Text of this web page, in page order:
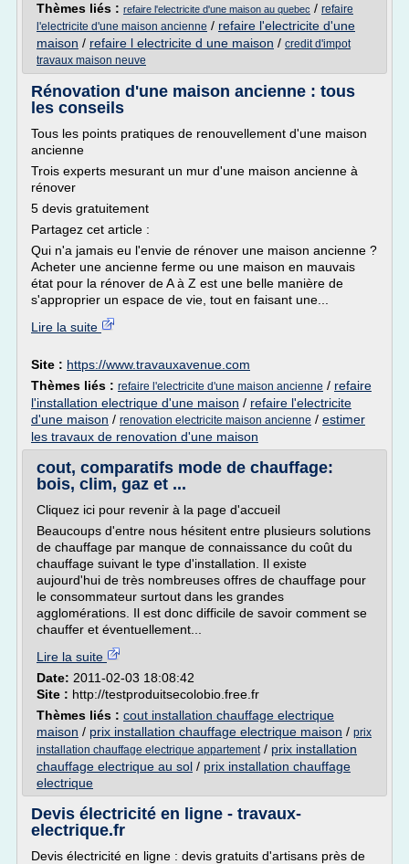
Thèmes liés : refaire l'electricite d'une maison au quebec / refaire
l'electricite d'une maison ancienne / refaire l'electricite d'une
maison / refaire l electricite d une maison / credit d'impot
travaux maison neuve
Rénovation d'une maison ancienne : tous
les conseils
Tous les points pratiques de renouvellement d'une maison
ancienne
Trois experts mesurant un mur d'une maison ancienne à
rénover
5 devis gratuitement
Partagez cet article :
Qui n'a jamais eu l'envie de rénover une maison ancienne ?
Acheter une ancienne ferme ou une maison en mauvais
état pour la rénover de A à Z est une belle manière de
s'approprier un espace de vie, tout en faisant une...
Lire la suite
Site : https://www.travauxavenue.com
Thèmes liés : refaire l'electricite d'une maison ancienne / refaire
l'installation electrique d'une maison / refaire l'electricite
d'une maison / renovation electricite maison ancienne / estimer
les travaux de renovation d'une maison
cout, comparatifs mode de chauffage:
bois, clim, gaz et ...
Cliquez ici pour revenir à la page d'accueil
Beaucoups d'entre nous hésitent entre plusieurs solutions
de chauffage par manque de connaissance du coût du
chauffage suivant le type d'installation. Il existe
aujourd'hui de très nombreuses offres de chauffage pour
le consommateur surtout dans les grandes
agglomérations. Il est donc difficile de savoir comment se
chauffer et éventuellement...
Lire la suite
Date: 2011-02-03 18:08:42
Site : http://testproduitsecolobio.free.fr
Thèmes liés : cout installation chauffage electrique
maison / prix installation chauffage electrique maison / prix
installation chauffage electrique appartement/ prix installation
chauffage electrique au sol / prix installation chauffage
electrique
Devis électricité en ligne - travaux-
electrique.fr
Devis électricité en ligne : devis gratuits d'artisans près de